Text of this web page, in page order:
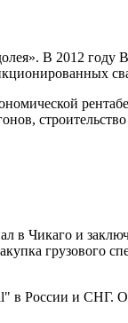
В 2012 году
Чикаго и
грузового
в России и СНГ.